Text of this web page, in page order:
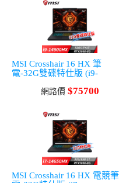
MSI Crosshair 16 HX 筆
電-32G雙碟特仕版 (i9-
0-8G/Win11)
網路價 $75700
MSI Crosshair 16 HX 電競筆